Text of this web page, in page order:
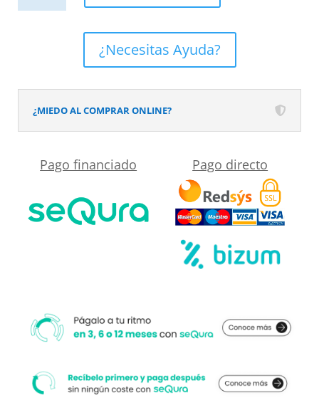
pizarra
acabado
efecto
Pau
antideslizante
¿Necesitas Ayuda?
¿MIEDO AL COMPRAR ONLINE?
Pago financiado Pago directo